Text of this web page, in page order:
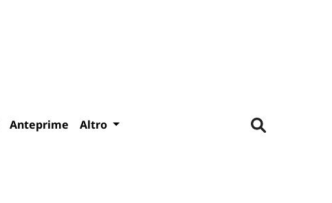
Anteprime Altro